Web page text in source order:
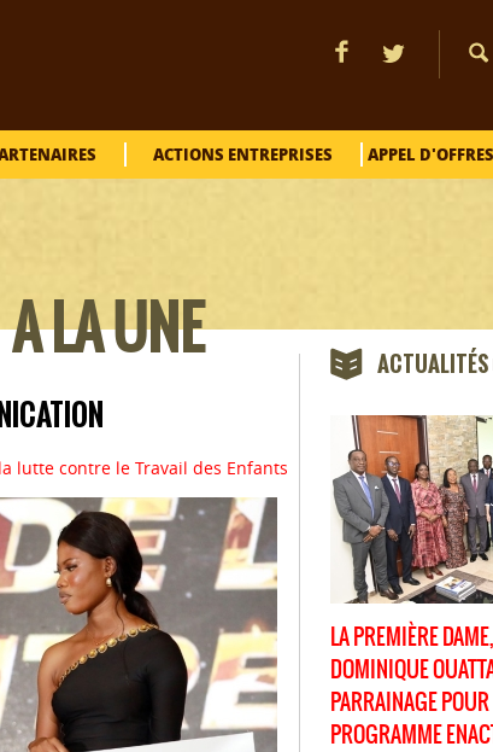
ACTIONS ENTREPRISES APPEL D'OFFRES
ÊTES ICI
A LA UNE
lutte contre le Travail des Enfants
ACTUALITÉS
LA PREMIÈRE
DOMINIQUE
PARRAINAGE
PROGRAMME